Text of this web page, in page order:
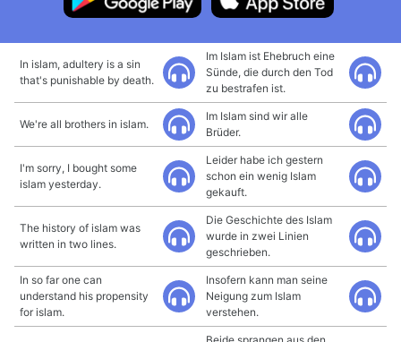
In islam, adultery is a sin
that's punishable by death.
Im Islam ist Ehebruch eine
Sünde, die durch den Tod
zu bestrafen ist.
We're all brothers in islam.
Im Islam sind wir alle
Brüder.
I'm sorry, I bought some
islam yesterday.
Leider habe ich gestern
schon ein wenig Islam
gekauft.
The history of islam was
written in two lines.
Die Geschichte des Islam
wurde in zwei Linien
geschrieben.
In so far one can
understand his propensity
for islam.
Insofern kann man seine
Neigung zum Islam
verstehen.